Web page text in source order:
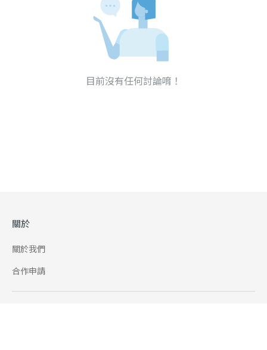
目前沒有任何討論唷！
關於
關於我們
合作申請